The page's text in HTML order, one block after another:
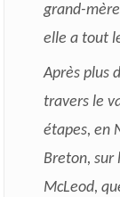
grand-
elle a tout
Après plus
travers le
étapes, en
Breton, sur
McLeod,